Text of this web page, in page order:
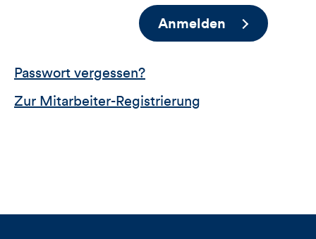
Anmelden
Passwort vergessen?
Zur Mitarbeiter-Registrierung